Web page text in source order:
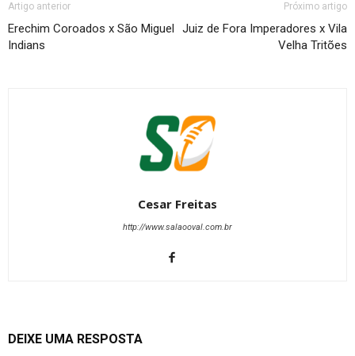
Artigo anterior
Erechim Coroados x São Miguel
Indians
Próximo artigo
Juiz de Fora Imperadores x Vila
Velha Tritões
Cesar Freitas
http://www.salaooval.com.br
DEIXE UMA RESPOSTA